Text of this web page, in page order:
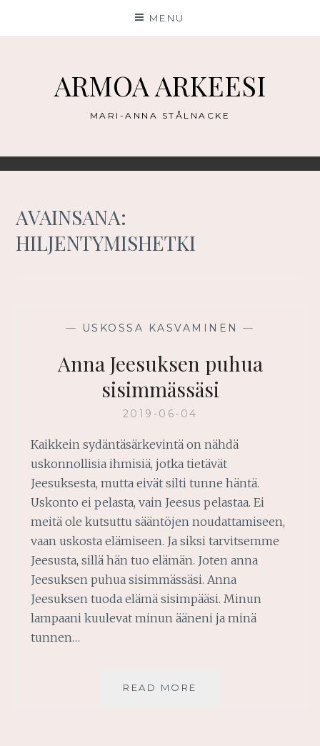
MENU
ARMOA ARKEESI
MARI-ANNA STÅLNACKE
AVAINSANA:
HILJENTYMISHETKI
— USKOSSA KASVAMINEN —
Anna Jeesuksen puhua
sisimmässäsi
2019-06-04
Kaikkein sydäntäsärkevintä on nähdä
uskonnollisia ihmisiä, jotka tietävät
Jeesuksesta, mutta eivät silti tunne häntä.
Uskonto ei pelasta, vain Jeesus pelastaa. Ei
meitä ole kutsuttu sääntöjen noudattamiseen,
vaan uskosta elämiseen. Ja siksi tarvitsemme
Jeesusta, sillä hän tuo elämän. Joten anna
Jeesuksen puhua sisimmässäsi. Anna
Jeesuksen tuoda elämä sisimpääsi. Minun
lampaani kuulevat minun ääneni ja minä
tunnen…
READ MORE